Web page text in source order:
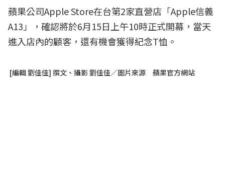
蘋果公司Apple Store在台第2家直營店「Apple信義
A13」，確認將於6月15日上午10時正式開幕，當天
進入店內的顧客，還有機會獲得紀念T恤。
[編輯 劉佳佳] 撰文、攝影 劉佳佳／圖片來源 蘋果官方網站